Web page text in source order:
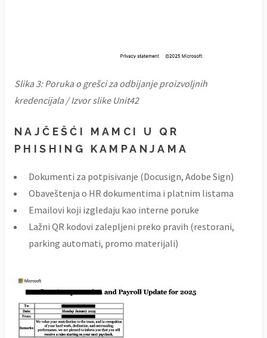
Slika 3: Poruka o grešci za odbijanje proizvoljnih
kredencijala / Izvor slike Unit42
NAJČEŠĆI MAMCI U QR
PHISHING KAMPANJAMA
Dokumenti za potpisivanje (Docusign, Adobe Sign)
Obaveštenja o HR dokumentima i platnim listama
Emailovi koji izgledaju kao interne poruke
Lažni QR kodovi zalepljeni preko pravih (restorani,
parking automati, promo materijali)